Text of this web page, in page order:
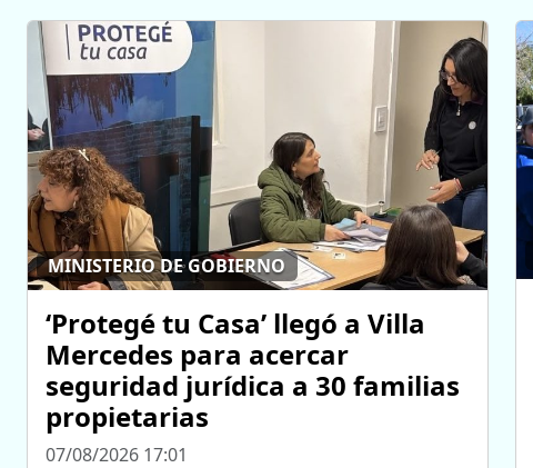
MINISTERIO DE GOBIERNO
‘Protegé tu Casa’ llegó a Villa
Mercedes para acercar
seguridad jurídica a 30 familias
propietarias
07/08/2026 17:01